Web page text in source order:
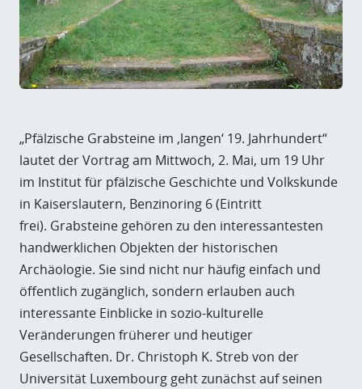
„Pfälzische Grabsteine im ‚langen‘ 19. Jahrhundert“
lautet der Vortrag am Mittwoch, 2. Mai, um 19 Uhr
im Institut für pfälzische Geschichte und Volkskunde
in Kaiserslautern, Benzinoring 6 (Eintritt
frei). Grabsteine gehören zu den interessantesten
handwerklichen Objekten der historischen
Archäologie. Sie sind nicht nur häufig einfach und
öffentlich zugänglich, sondern erlauben auch
interessante Einblicke in sozio-kulturelle
Veränderungen früherer und heutiger
Gesellschaften. Dr. Christoph K. Streb von der
Universität Luxembourg geht zunächst auf seinen